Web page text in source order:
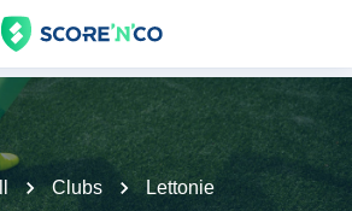
Clubs Lettonie